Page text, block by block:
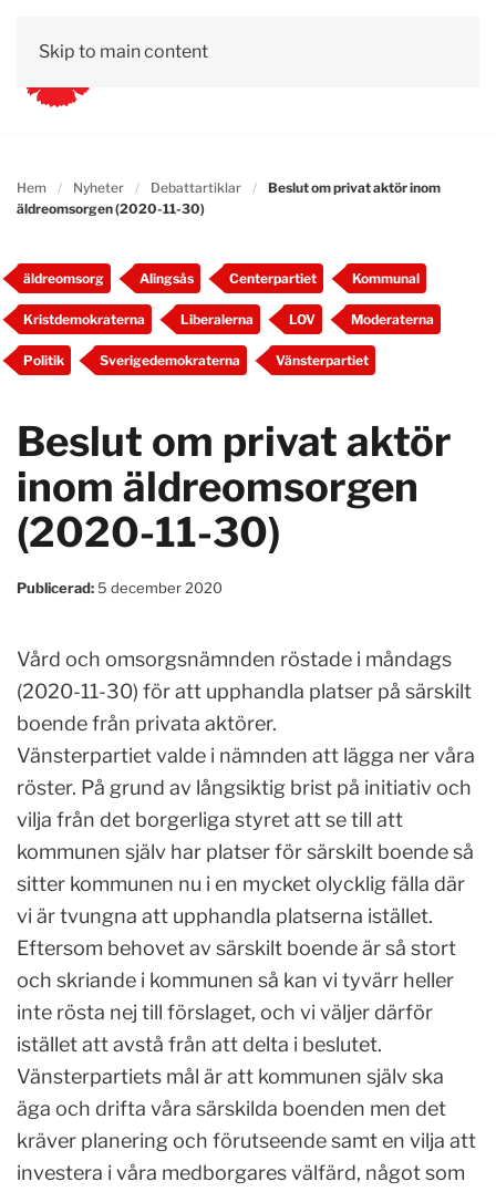
Skip to main content
Hem Nyheter Debattartiklar
Beslut om privat aktör inom
äldreomsorgen (2020-11-30)
äldreomsorg Alingsås Centerpartiet Kommunal
Kristdemokraterna Liberalerna LOV Moderaterna
Politik Sverigedemokraterna Vänsterpartiet
Beslut om privat aktör
inom äldreomsorgen
(2020-11-30)
Publicerad:5 december 2020
Vård och omsorgsnämnden röstade i måndags
(2020-11-30) för att upphandla platser på särskilt
boende från privata aktörer.
Vänsterpartiet valde i nämnden att lägga ner våra
röster. På grund av långsiktig brist på initiativ och
vilja från det borgerliga styret att se till att
kommunen själv har platser för särskilt boende så
sitter kommunen nu i en mycket olycklig fälla där
vi är tvungna att upphandla platserna istället.
Eftersom behovet av särskilt boende är så stort
och skriande i kommunen så kan vi tyvärr heller
inte rösta nej till förslaget, och vi väljer därför
istället att avstå från att delta i beslutet.
Vänsterpartiets mål är att kommunen själv ska
äga och drifta våra särskilda boenden men det
kräver planering och förutseende samt en vilja att
investera i våra medborgares välfärd, något som